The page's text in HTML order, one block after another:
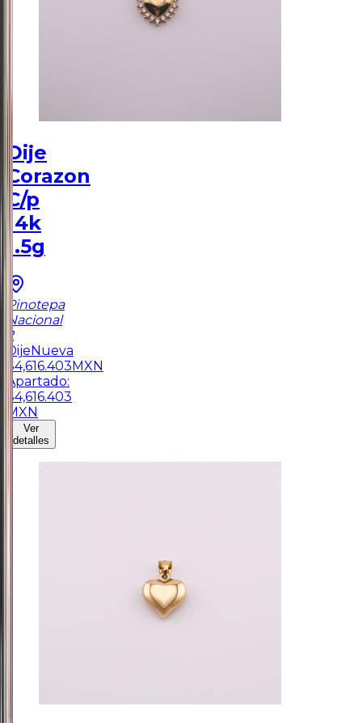
Dije
Corazon
C/p
14k
1.5g
Pinotepa
Nacional
2
DijeNueva
$4,616.403MXN
Apartado:
$4,616.403
MXN
Ver
detalles